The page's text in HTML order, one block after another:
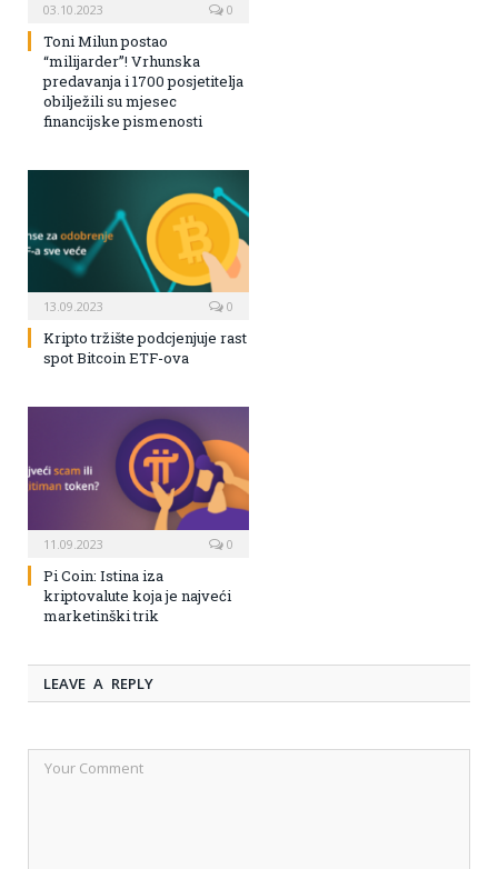
03.10.2023 0
Toni Milun postao
“milijarder”! Vrhunska
predavanja i 1700 posjetitelja
obilježili su mjesec
financijske pismenosti
13.09.2023 0
Kripto tržište podcjenjuje rast
spot Bitcoin ETF-ova
11.09.2023 0
Pi Coin: Istina iza
kriptovalute koja je najveći
marketinški trik
LEAVE A REPLY